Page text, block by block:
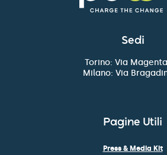
Sedi
Torino: Via
Milano: Via
Pagine Utili
Press & Media Kit